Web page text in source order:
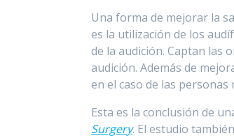
Una forma de mejorar la
es la utilización de los
de la audición. Captan las
audición. Además de
en el caso de las personas
Esta es la conclusión de
Surgery. El estudio